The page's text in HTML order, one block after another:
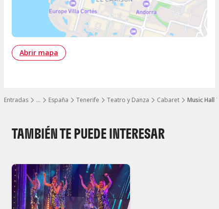
…
Mostrar todos los niveles
Entradas España Tenerife Teatro y Danza Cabaret Music Hall
Abrir mapa
TAMBIÉN TE PUEDE INTERESAR